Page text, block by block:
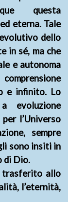
questa
eterna. Tale
dello
in sé, ma che
e autonoma
e infinito. Lo
evoluzione
l’Universo
sempre
sono insiti in
di Dio.
trasferito allo
l’eternità,